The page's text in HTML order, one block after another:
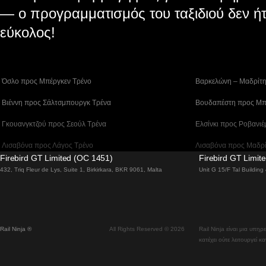
— ο προγραμματισμός του ταξιδιού δεν
εύκολος!
Όσλο προς Μπέργκεν Tρένο Βαρκελώνη –
Βιέννη προς Σάλτσμπουργκ Τρένα Βουδαπέστη προς
Γκουανγκτζού προς Σεούλ Τρένα Ελσίνκι προς
Λισαβόνα προς Λάγος Tρένο Λισαβόνα προς
Λισαβόνα – Φάρο Τρένο Λονδίνο –
Τρένα Γκάλγουεϊ προς Δουβλίνο Τρένα Μπρατισλάβα
Firebird GT Limited (OC 1451)
432, Triq Fleur de Lys, Suite 1, Birkirkara, BKR 9061, Malta
Firebird GT
Unit G 15/F Tal
Rail Ninja ® All Rights Reserved © 2026
Rail Ninja είναι μια
κατέχει ούτε λειτουργεί